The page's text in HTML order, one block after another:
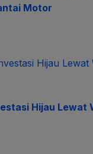
Motor
Hijau Lewat